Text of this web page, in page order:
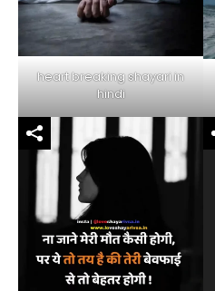
heart breaking shayari in
hindi